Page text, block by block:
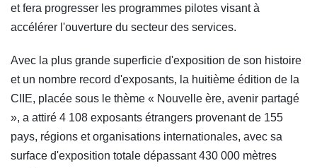
et fera progresser les programmes pilotes visant à
accélérer l'ouverture du secteur des services.
Avec la plus grande superficie d'exposition de son histoire
et un nombre record d'exposants, la huitième édition de la
CIIE, placée sous le thème « Nouvelle ère, avenir partagé
», a attiré 4 108 exposants étrangers provenant de 155
pays, régions et organisations internationales, avec sa
surface d'exposition totale dépassant 430 000 mètres